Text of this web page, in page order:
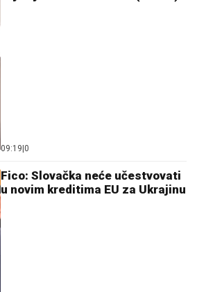
09:19 0
Fico: Slovačka neće učestvovati
u novim kreditima EU za Ukrajinu